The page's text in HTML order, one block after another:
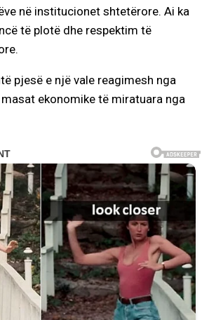
në institucionet shtetërore. Ai ka
të plotë dhe respektim të
pjesë e një vale reagimesh nga
ekonomike të miratuara nga